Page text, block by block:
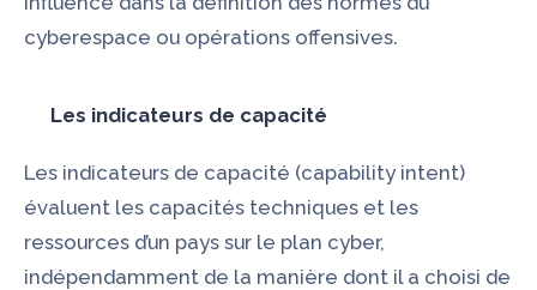
cyberespace ou opérations offensives.
Les indicateurs de capacité
Les indicateurs de capacité (capability intent)
évaluent les capacités techniques et les
ressources d’un pays sur le plan cyber,
indépendamment de la manière dont il a choisi de